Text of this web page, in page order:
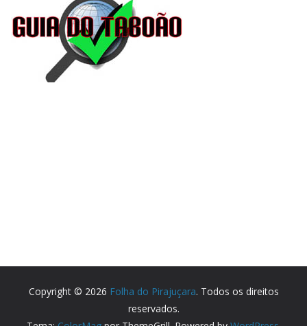
Copyright © 2026 Folha do Pirajuçara. Todos os direitos
reservados.